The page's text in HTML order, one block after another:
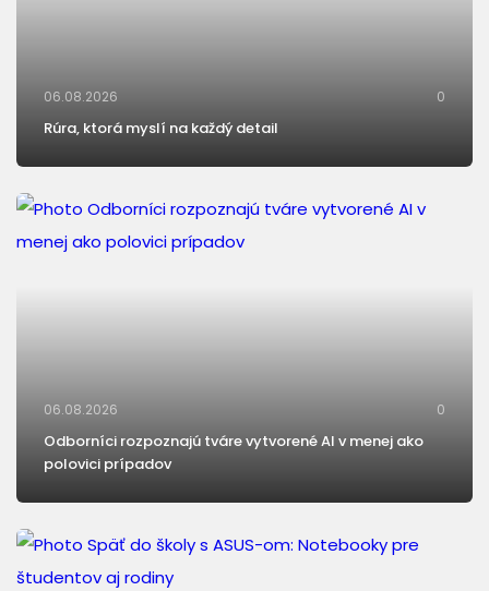
06.08.2026 0
Rúra, ktorá myslí na každý detail
06.08.2026 0
Odborníci rozpoznajú tváre vytvorené AI v menej ako
polovici prípadov